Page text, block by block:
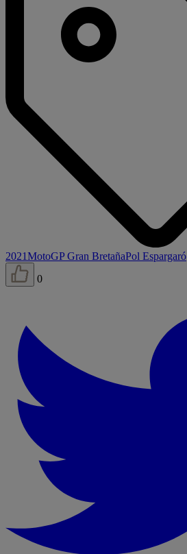
2021MotoGP Gran BretañaPol Espargaró
0